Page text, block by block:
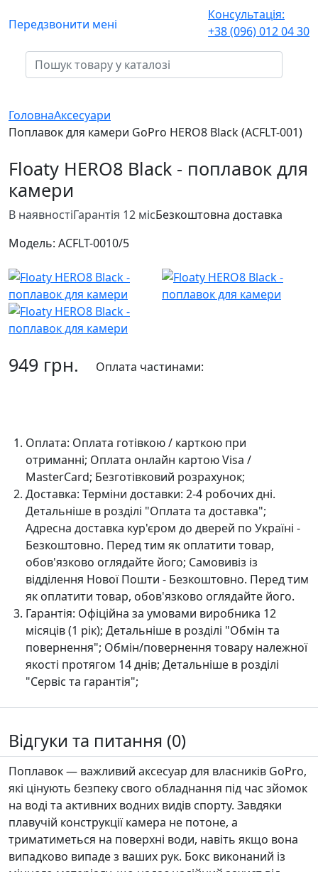
Передзвонити мені
Консультація:
+38 (096) 012 04 30
ГоловнаАксесуари
Поплавок для камери GoPro HERO8 Black (ACFLT-001)
Floaty HERO8 Black - поплавок для
камери
В наявностіГарантія 12 місБезкоштовна доставка
Модель: ACFLT-0010/5
949 грн. Оплата частинами:
Оплата: Оплата готівкою / карткою при
отриманні; Оплата онлайн картою Visa /
MasterCard; Безготівковий розрахунок;
Доставка: Терміни доставки: 2-4 робочих дні.
Детальніше в розділі "Оплата та доставка";
Адресна доставка кур'єром до дверей по Україні -
Безкоштовно. Перед тим як оплатити товар,
обов'язково оглядайте його; Самовивіз із
відділення Нової Пошти - Безкоштовно. Перед тим
як оплатити товар, обов'язково оглядайте його.
Гарантія: Офіційна за умовами виробника 12
місяців (1 рік); Детальніше в розділі "Oбмін та
повернення"; Обмін/повернення товару належної
якості протягом 14 днів; Детальніше в розділі
"Сервіс та гарантія";
Відгуки та питання (0)
Поплавок — важливий аксесуар для власників GoPro,
які цінують безпеку свого обладнання під час зйомок
на воді та активних водних видів спорту. Завдяки
плавучій конструкції камера не потоне, а
триматиметься на поверхні води, навіть якщо вона
випадково випаде з ваших рук. Бокс виконаний із